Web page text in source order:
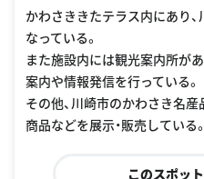
かわさききたテラス内にあり
なっている。
また施設内には観光案内所が
案内や情報発信を行っている。
その他、川崎市のかわさき名
商品などを展示・販売している。
このスポッ